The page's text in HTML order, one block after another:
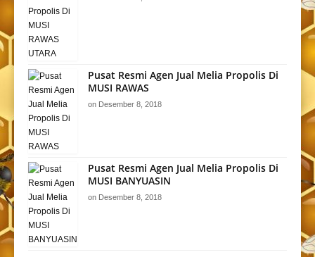
Pusat Resmi Agen Jual Melia Propolis Di
MUSI RAWAS
on Desember 8, 2018
Pusat Resmi Agen Jual Melia Propolis Di
MUSI BANYUASIN
on Desember 8, 2018